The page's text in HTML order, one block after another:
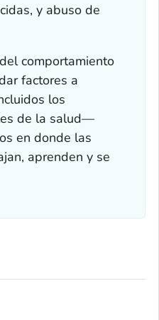
y abuso de
comportamiento
factores a
los
de la salud—
en donde las
aprenden y se